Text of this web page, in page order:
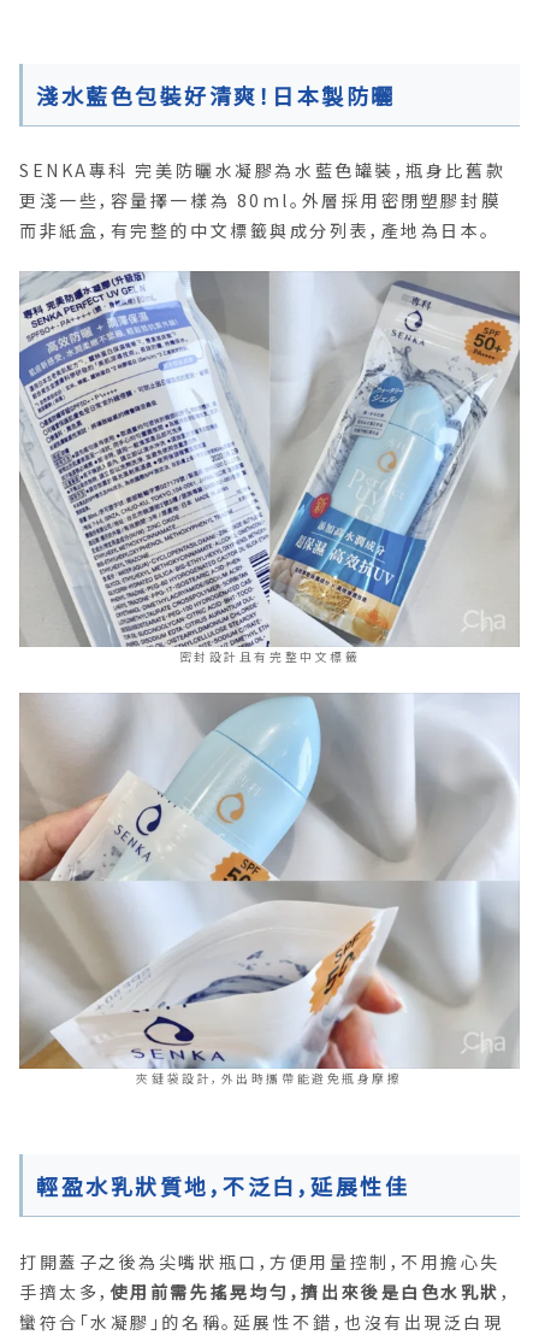
淺水藍色包裝好清爽！日本製防曬
SENKA專科 完美防曬水凝膠為水藍色罐裝，瓶身比舊款
更淺一些，容量擇一樣為 80ml。外層採用密閉塑膠封膜
而非紙盒，有完整的中文標籤與成分列表，產地為日本。
密封設計且有完整中文標籤
夾鏈袋設計，外出時攜帶能避免瓶身摩擦
輕盈水乳狀質地，不泛白，延展性佳
打開蓋子之後為尖嘴狀瓶口，方便用量控制，不用擔心失
手擠太多， 使用前需先搖晃均勻，擠出來後是白色水乳狀 ，
蠻符合「水凝膠」的名稱。延展性不錯，也沒有出現泛白現